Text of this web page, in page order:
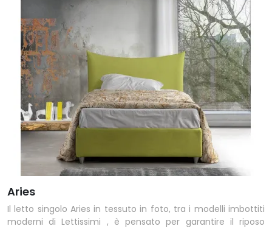
Aries
Il letto singolo Aries in tessuto in foto, tra i modelli imbottiti
moderni di Lettissimi , è pensato per garantire il riposo